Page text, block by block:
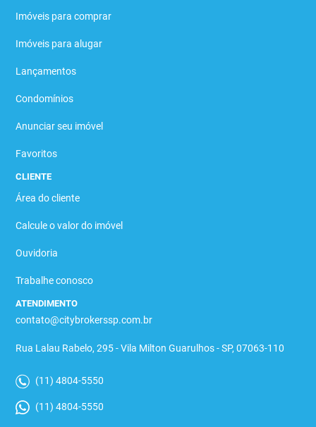
Imóveis para comprar
Imóveis para alugar
Lançamentos
Condomínios
Anunciar seu imóvel
Favoritos
CLIENTE
Área do cliente
Calcule o valor do imóvel
Ouvidoria
Trabalhe conosco
ATENDIMENTO
contato@citybrokerssp.com.br
Rua Lalau Rabelo, 295 - Vila Milton Guarulhos - SP, 07063-110
(11) 4804-5550
(11) 4804-5550